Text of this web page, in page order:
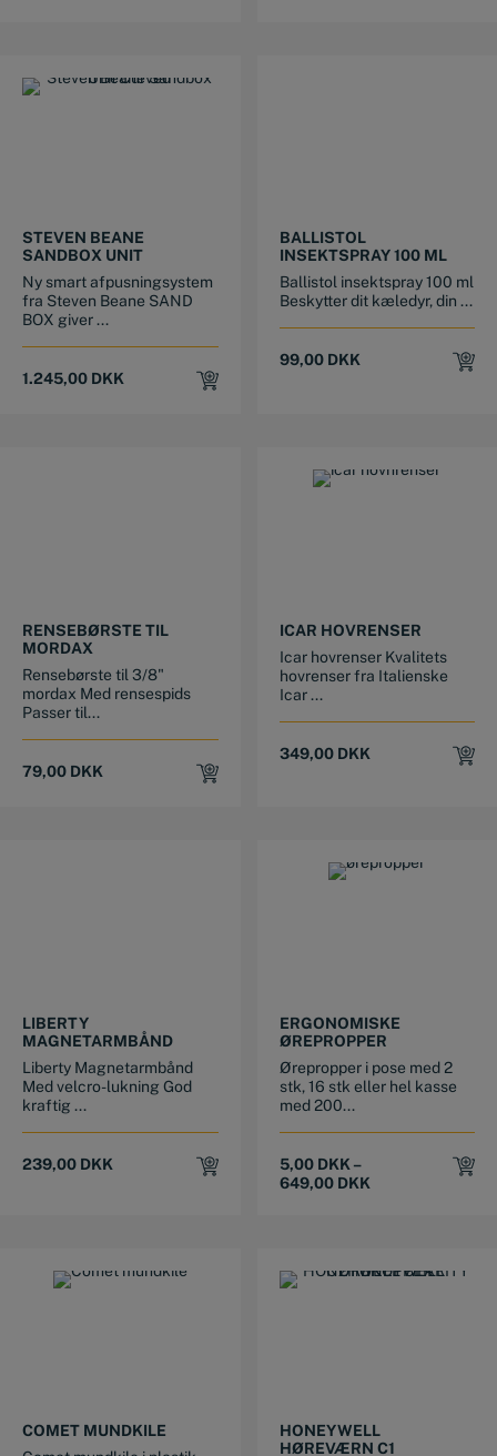
STEVEN BEANE
SANDBOX UNIT
Ny smart afpusningsystem
fra Steven Beane SAND
BOX giver ...
1.245,00 DKK
BALLISTOL
INSEKTSPRAY 100 ML
Ballistol insektspray 100 ml
Beskytter dit kæledyr, din ...
99,00 DKK
RENSEBØRSTE TIL
MORDAX
Rensebørste til 3/8"
mordax Med rensespids
Passer til...
79,00 DKK
ICAR HOVRENSER
Icar hovrenser Kvalitets
hovrenser fra Italienske
Icar ...
349,00 DKK
LIBERTY
MAGNETARMBÅND
Liberty Magnetarmbånd
Med velcro-lukning God
kraftig ...
239,00 DKK
ERGONOMISKE
ØREPROPPER
Ørepropper i pose med 2
stk, 16 stk eller hel kasse
med 200...
5,00 DKK –
649,00 DKK
COMET MUNDKILE
HONEYWELL
HØREVÆRN C1